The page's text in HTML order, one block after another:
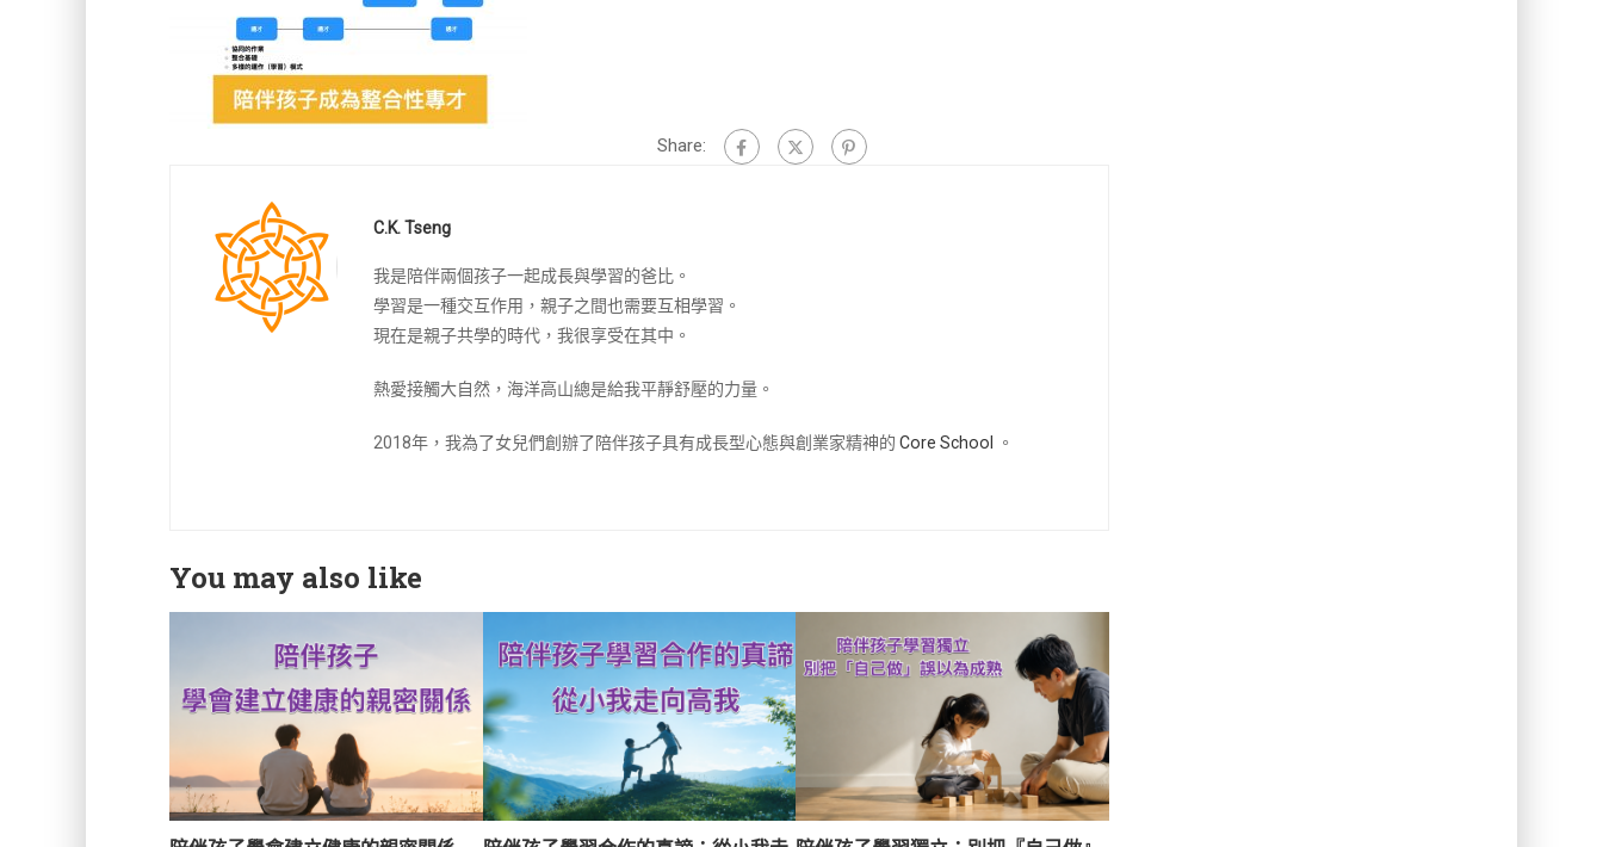
Share:
C.K. Tseng
我是陪伴兩個孩子一起成長與學習的爸比。
學習是一種交互作用，親子之間也需要互相學習。
現在是親子共學的時代，我很享受在其中。
熱愛接觸大自然，海洋高山總是給我平靜舒壓的力量。
2018年，我為了女兒們創辦了陪伴孩子具有成長型心態與創業家精神的 Core School 。
You may also like